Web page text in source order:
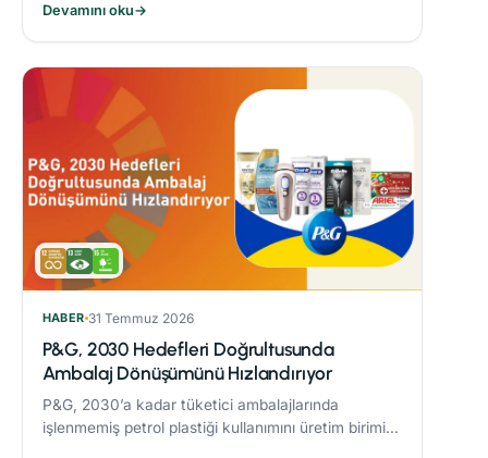
üçüncü yılında “Tarımda Kadın Gücü” hareketi
başlatıyor.
Devamını oku→
HABER 31 Temmuz 2026
P&G, 2030 Hedefleri Doğrultusunda
Ambalaj Dönüşümünü Hızlandırıyor
P&G, 2030’a kadar tüketici ambalajlarında
işlenmemiş petrol plastiği kullanımını üretim birimi